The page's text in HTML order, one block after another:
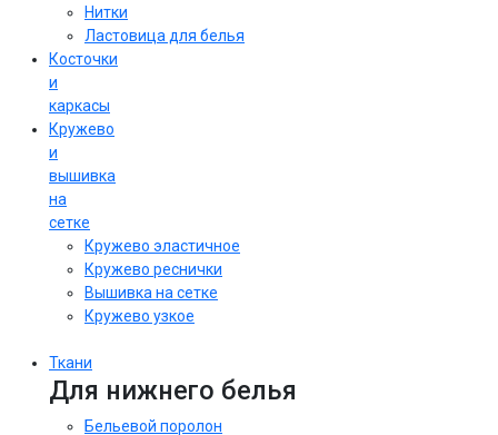
Нитки
Ластовица для белья
Косточки
и
каркасы
Кружево
и
вышивка
на
сетке
Кружево эластичное
Кружево реснички
Вышивка на сетке
Кружево узкое
Ткани
Для нижнего белья
Бельевой поролон